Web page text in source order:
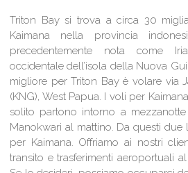
Triton Bay si trova a circa 30
Kaimana nella provincia
precedentemente nota come
occidentale dell’isola della Nuova
migliore per Triton Bay è volare via
(KNG), West Papua. I voli per
solito partono intorno a
Manokwari al mattino. Da questi due
per Kaimana. Offriamo ai nostri
transito e trasferimenti aeroportuali